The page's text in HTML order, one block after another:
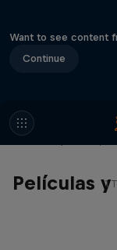
Want to see content
Continue
Películas y
Rob
1